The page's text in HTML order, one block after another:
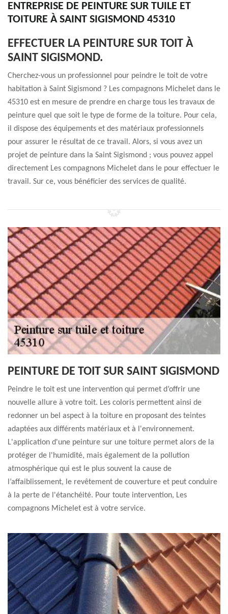
ENTREPRISE DE PEINTURE SUR TUILE ET
TOITURE À SAINT SIGISMOND 45310
EFFECTUER LA PEINTURE SUR TOIT À
SAINT SIGISMOND.
Cherchez-vous un professionnel pour peindre le toit de votre
habitation à Saint Sigismond ? Les compagnons Michelet dans le
45310 est en mesure de prendre en charge tous les travaux de
peinture quel que soit le type de forme de la toiture. Pour cela,
il dispose des équipements et des matériaux professionnels
pour assurer le résultat de ce travail. Alors, si vous avez un
projet de peinture dans la Saint Sigismond ; vous pouvez appel
directement Les compagnons Michelet dans le pour effectuer le
travail. Sur ce, vous bénéficier des services de qualité.
PEINTURE DE TOIT SUR SAINT SIGISMOND
Peindre le toit est une intervention qui permet d’offrir une
nouvelle allure à votre toit. Les coloris permettent ainsi de
redonner un bel aspect à la toiture en proposant des teintes
adaptées aux différents matériaux et à l'environnement.
L'application d'une peinture sur une toiture permet alors de la
protéger de l'humidité, mais également de la pollution
atmosphérique qui est le plus souvent la cause de
l’affaiblissement, le revêtement de couverture et peut conduire
à la perte de l'étanchéité. Pour toute intervention, Les
compagnons Michelet est à votre service.